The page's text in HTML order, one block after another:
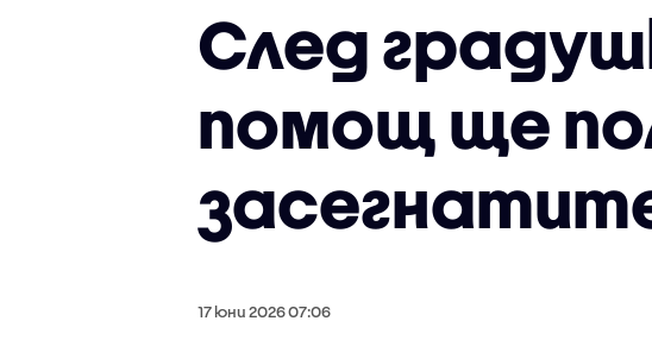
След
помощ ще
17 юни 2026 07:06